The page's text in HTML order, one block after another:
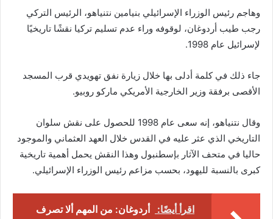
وهاجم رئيس الوزراء الإسرائيلي بنيامين نتنياهو، الرئيس التركي
رجب طيب أردوغان، لوقوفه وراء عدم تسليم تركيا نقشًا تاريخيًا
لإسرائيل عام 1998.
جاء ذلك في كلمة أدلى بها خلال زيارة نفق تهويدي قرب المسجد
الأقصى برفقة وزير الخارجية الأمريكي ماركو روبيو.
وقال نتنياهو، إنه سعى عام 1998 للحصول على نقش سلوان
التاريخي الذي عثر عليه في القدس خلال العهد العثماني والموجود
حاليا في متحف الآثار بإسطنبول وهذا النقش يحمل أهمية تاريخية
كبرى بالنسبة لليهود، بحسب مزاعم رئيس الوزراء الإسرائيلي.
اقرأ أيضًا:
أردوغان: من المهم ألا تصرف